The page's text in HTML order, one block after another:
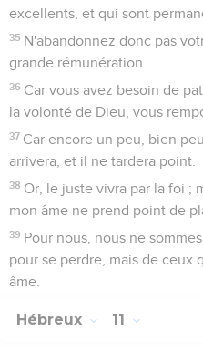
excellents, et qui sont
35 N'abandonnez donc pas
grande rémunération.
36 Car vous avez besoin de
la volonté de Dieu, vous
37 Car encore un peu, bien
arrivera, et il ne tardera point.
38 Or, le juste vivra par la foi ;
mon âme ne prend point de
39 Pour nous, nous ne
pour se perdre, mais de ceux
âme.
Hébreux 11